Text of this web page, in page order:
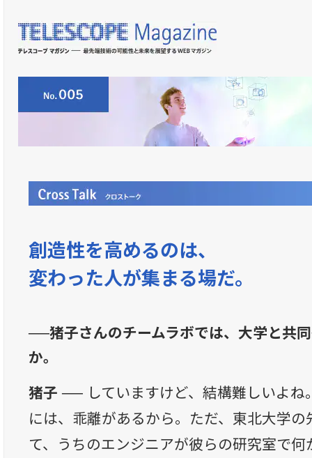
創造性を高めるのは、
変わった人が集まる場だ。
──猪子さんのチームラボでは、大学と共
か。
猪子 ── していますけど、結構難しいよ
には、乖離があるから。ただ、東北大学
て、うちのエンジニアが彼らの研究室で